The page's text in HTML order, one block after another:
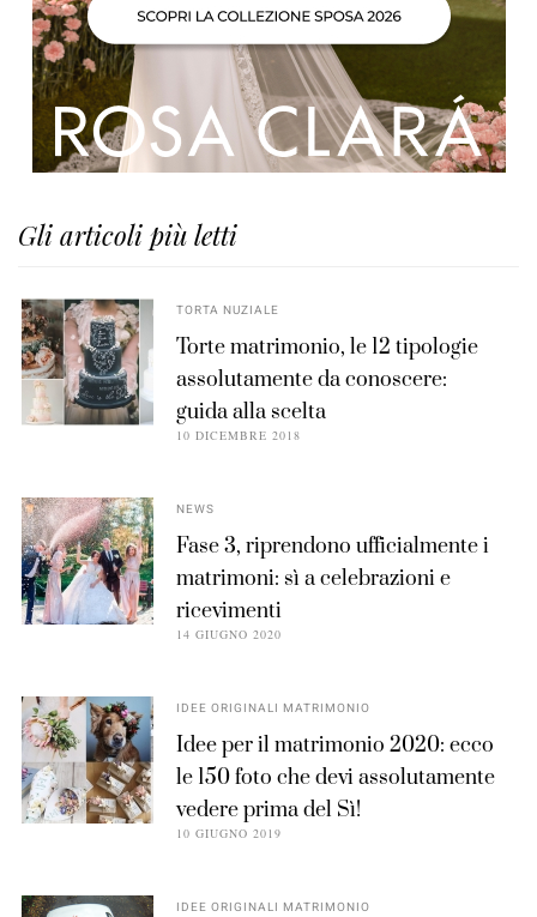
Gli articoli più letti
TORTA NUZIALE
Torte matrimonio, le 12 tipologie
assolutamente da conoscere:
guida alla scelta
10 DICEMBRE 2018
NEWS
Fase 3, riprendono ufficialmente i
matrimoni: sì a celebrazioni e
ricevimenti
14 GIUGNO 2020
IDEE ORIGINALI MATRIMONIO
Idee per il matrimonio 2020: ecco
le 150 foto che devi assolutamente
vedere prima del Sì!
10 GIUGNO 2019
IDEE ORIGINALI MATRIMONIO